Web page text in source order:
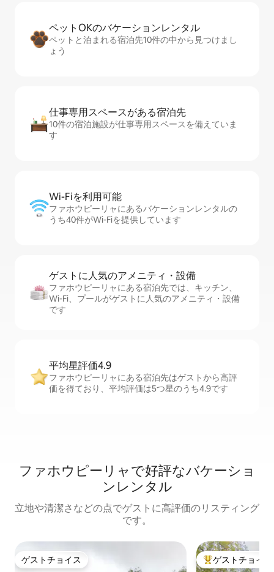
ペットOKのバ⁠ケ⁠ー⁠シ⁠ョ⁠ンレ⁠ン⁠タ⁠ル
ペットと泊まれる宿泊先10件の中から見つけまし
ょう
仕事専用ス⁠ペ⁠ー⁠スがあ⁠る宿⁠泊⁠先
10件の宿泊施設が仕事専用スペースを備えていま
す
Wi-Fiを利⁠用⁠可⁠能
ファホウピーリャにあるバケーションレンタルの
うち40件がWi-Fiを提供しています
ゲストに人⁠気⁠のア⁠メ⁠ニ⁠テ⁠ィ・設⁠備
ファホウピーリャにある宿泊先では、キッチン、
Wi-Fi、プールがゲストに人気のアメニティ・設備
です
平均星評価4.9
ファホウピーリャにある宿泊先はゲストから高評
価を得ており、平均評価は5つ星のうち4.9です
ファホウピーリャで好評なバケーショ
ンレンタル
立地や清潔さなどの点でゲストに高評価のリスティング
です。
ゲストチョイス
ゲストチョイス 大好評のゲスト
ゲストチョイス